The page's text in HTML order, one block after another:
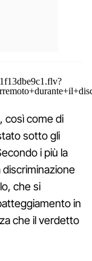
così come di
sotto gli
i più la
che si
in
che il verdetto